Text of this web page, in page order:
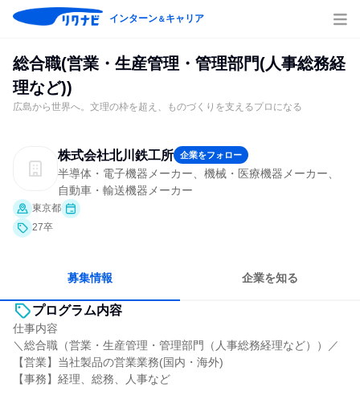
インターン＆キャリア
総合職(営業・生産管理・管理部門(人事総務経
理など))
広島から世界へ。文理の枠を超え、ものづくりを支えるプロになる
株式会社北川鉄工所 企業をフォロー
半導体・電子機器メーカー、機械・医療機器メーカー、
自動車・輸送機器メーカー
東京都
27卒
募集情報 企業を知る
プログラム内容
仕事内容
＼総合職（営業・生産管理・管理部門（人事総務経理など））／
【営業】当社製品の営業業務(国内・海外)
【事務】経理、総務、人事など